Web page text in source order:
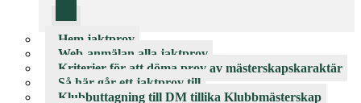
Hem jaktprov
Web-anmälan alla jaktprov
Kriterier för att döma prov av mästerskapskaraktär
Så här går ett jaktprov till
Klubbuttagning till DM tillika Klubbmästerskap